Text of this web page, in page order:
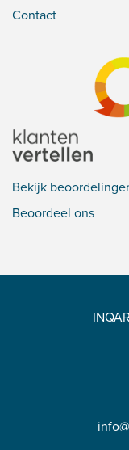
Contact
Bekijk
Beoordeel ons